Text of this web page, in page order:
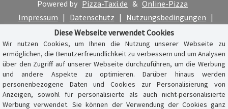
Powered by Pizza-Taxi.de & Online-Pizza
Impressum | Datenschutz | Nutzungsbedingungen |
Cookie-Hinweis
Diese Webseite verwendet Cookies
Wir nutzen Cookies, um Ihnen die Nutzung unserer Webseite zu
ermöglichen, die Benutzerfreundlichkeit zu verbessern und um Analysen
über den Zugriff auf unserer Webseite durchzuführen, um die Werbung
und andere Aspekte zu optimieren. Darüber hinaus werden
personenbezogene Daten und Cookies zur Personalisierung von
Anzeigen, sowohl für personalisierte als auch nicht-personalisierte
Werbung verwendet. Sie können der Verwendung der Cookies ganz